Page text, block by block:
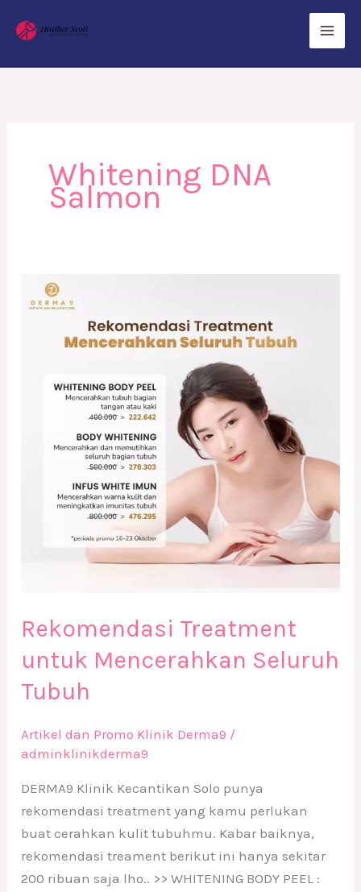
Whitening DNA
Salmon
Rekomendasi Treatment
untuk Mencerahkan Seluruh
Tubuh
Artikel dan Promo Klinik Derma9 /
adminklinikderma9
DERMA9 Klinik Kecantikan Solo punya
rekomendasi treatment yang kamu perlukan
buat cerahkan kulit tubuhmu. Kabar baiknya,
rekomendasi treament berikut ini hanya sekitar
200 ribuan saja lho.. >> WHITENING BODY PEEL :
Rekomendasi
Treatment
Mencerahkan